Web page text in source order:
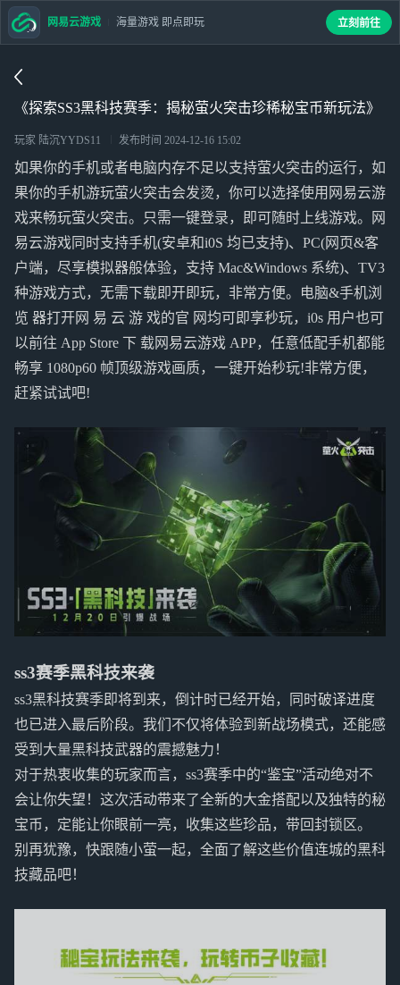
《探索SS3黑科技赛季：揭秘萤火突击珍稀秘宝币新玩法》
玩家 陆沉YYDS11 发布时间 2024-12-16 15:02
如果你的手机或者电脑内存不足以支持萤火突击的运行，如
果你的手机游玩萤火突击会发烫，你可以选择使用网易云游
戏来畅玩萤火突击。只需一键登录，即可随时上线游戏。网
易云游戏同时支持手机(安卓和i0S 均已支持)、PC(网页&客
户端，尽享模拟器般体验，支持 Mac&Windows 系统)、TV3
种游戏方式，无需下载即开即玩，非常方便。电脑&手机浏
览 器打开网 易 云 游 戏的官 网均可即享秒玩，i0s 用户也可
以前往 App Store 下 载网易云游戏 APP，任意低配手机都能
畅享 1080p60 帧顶级游戏画质，一键开始秒玩!非常方便，
赶紧试试吧!
ss3赛季黑科技来袭
ss3黑科技赛季即将到来，倒计时已经开始，同时破译进度
也已进入最后阶段。我们不仅将体验到新战场模式，还能感
受到大量黑科技武器的震撼魅力！
对于热衷收集的玩家而言，ss3赛季中的“鉴宝”活动绝对不
会让你失望！这次活动带来了全新的大金搭配以及独特的秘
宝币，定能让你眼前一亮，收集这些珍品，带回封锁区。
别再犹豫，快跟随小萤一起，全面了解这些价值连城的黑科
技藏品吧！
网易云游戏 海量游戏 即点即玩 立刻前往